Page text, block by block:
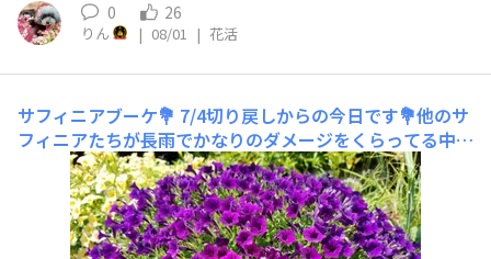
0 26
りん | 08/01 | 花活
サフィニアブーケ💐 7/4切り戻しからの今日です💐他のサ
フィニアたちが長雨でかなりのダメージをくらってる中、
ブーケは比較的元気で、ホネホネにせずにすみました🤭